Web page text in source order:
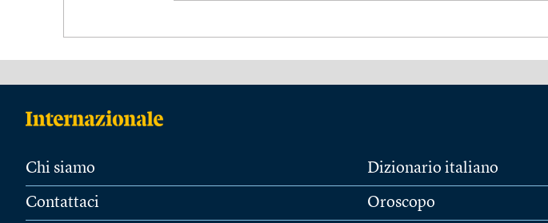
Chi siamo
Contattaci
Dizionario italiano
Oroscopo